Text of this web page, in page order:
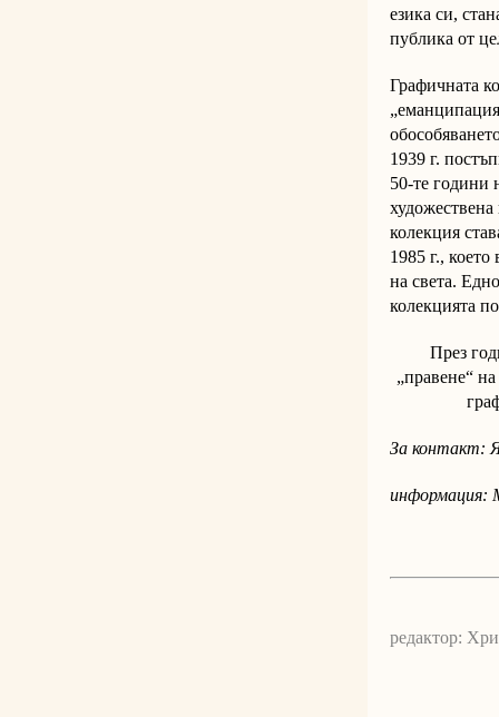
езика си,
публика от
Графичната
1939 г.
50-те години
художествена
колекция
1985 г.,
на света.
колекцията
През
„правене“
За контакт:
информация:
редактор: